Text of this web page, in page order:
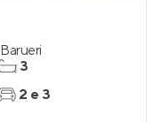
Barueri
3
2 e 3